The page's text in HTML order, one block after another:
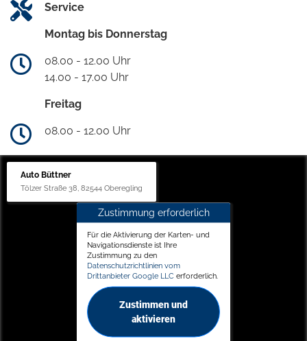
Service
Montag bis Donnerstag
08.00 - 12.00 Uhr
14.00 - 17.00 Uhr
Freitag
08.00 - 12.00 Uhr
Auto Büttner
Tölzer Straße 38, 82544 Oberegling
Zustimmung erforderlich
Für die Aktivierung der Karten- und
Navigationsdienste ist Ihre
Zustimmung zu den
Datenschutzrichtlinien vom
Drittanbieter Google LLC erforderlich.
Zustimmen und
aktivieren